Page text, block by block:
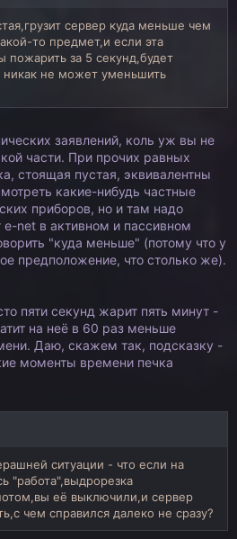
сервер куда меньше чем
то предмет,и если эта
пожарить за 5 секунд,будет
никак не может уменьшить
заявлений, коль уж вы не
части. При прочих равных
стоящая пустая, эквивалентны
какие-нибудь частные
приборов, но и там надо
net в активном и пассивном
"куда меньше" (потому что у
предположение, что столько же).
пяти секунд жарит пять минут -
на неё в 60 раз меньше
Даю, скажем так, подсказку -
моменты времени печка
ситуации - что если на
"работа",выдрорезка
её выключили,и сервер
чем справился далеко не сразу?